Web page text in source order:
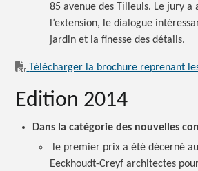
85 avenue des Tilleuls. Le jury
l’extension, le dialogue
jardin et la finesse des détails.
Télécharger la brochure reprenant
Edition 2014
Dans la catégorie des nouvelles
le premier prix a été décerné
Eeckhoudt-Creyf architectes